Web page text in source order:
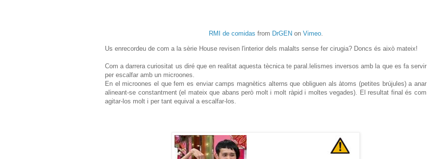
RMI de comidas from DrGEN on Vimeo.
Us enrecordeu de com a la sèrie House revisen l'interior dels malalts sense fer cirugia? Doncs és això mateix!
Com a darrera curiositat us diré que en realitat aquesta tècnica te paral.lelismes inversos amb la que es fa servir
per escalfar amb un microones.
En el microones el que fem es enviar camps magnètics alterns que obliguen als àtoms (petites brújules) a anar
alineant-se constantment (el mateix que abans però molt i molt ràpid i moltes vegades). El resultat final és com
agitar-los molt i per tant equival a escalfar-los.